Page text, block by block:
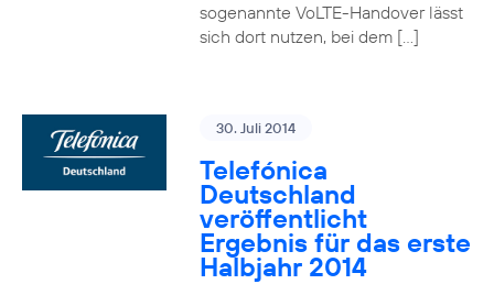
sogenannte VoLTE-Handover lässt
sich dort nutzen, bei dem […]
30. Juli 2014
Telefónica
Deutschland
veröffentlicht
Ergebnis für das erste
Halbjahr 2014